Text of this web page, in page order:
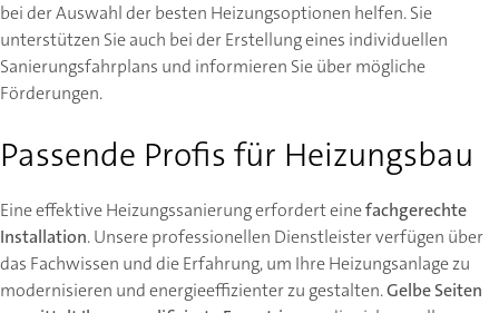
bei der Auswahl der besten Heizungsoptionen helfen. Sie
unterstützen Sie auch bei der Erstellung eines individuellen
Sanierungsfahrplans und informieren Sie über mögliche
Förderungen.
Passende Profis für Heizungsbau
Eine effektive Heizungssanierung erfordert einefachgerechte
Installation. Unsere professionellen Dienstleister verfügen über
das Fachwissen und die Erfahrung, um Ihre Heizungsanlage zu
modernisieren und energieeffizienter zu gestalten.Gelbe Seiten